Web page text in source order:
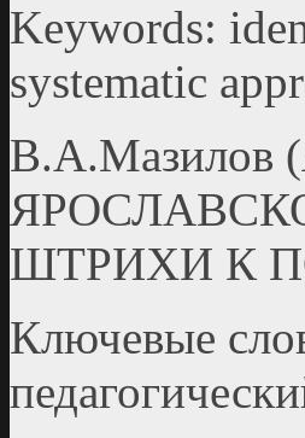
Keywords:
systematic
В.А.Мазилов
ШТРИХИ К
Ключевые